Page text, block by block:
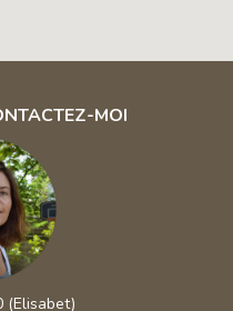
MOI
(Elisabet)